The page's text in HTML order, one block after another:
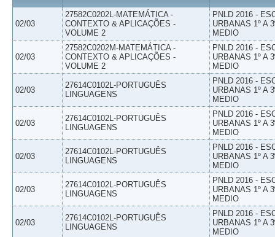
02/03
27582C0202L-MATEMÁTICA -
CONTEXTO & APLICAÇÕES -
VOLUME 2
PNLD 2016 -
URBANAS 1º A
MEDIO
02/03
27582C0202M-MATEMÁTICA -
CONTEXTO & APLICAÇÕES -
VOLUME 2
PNLD 2016 -
URBANAS 1º A
MEDIO
02/03
27614C0102L-PORTUGUÊS
LINGUAGENS
PNLD 2016 -
URBANAS 1º A
MEDIO
02/03
27614C0102L-PORTUGUÊS
LINGUAGENS
PNLD 2016 -
URBANAS 1º A
MEDIO
02/03
27614C0102L-PORTUGUÊS
LINGUAGENS
PNLD 2016 -
URBANAS 1º A
MEDIO
02/03
27614C0102L-PORTUGUÊS
LINGUAGENS
PNLD 2016 -
URBANAS 1º A
MEDIO
02/03
27614C0102L-PORTUGUÊS
LINGUAGENS
PNLD 2016 -
URBANAS 1º A
MEDIO